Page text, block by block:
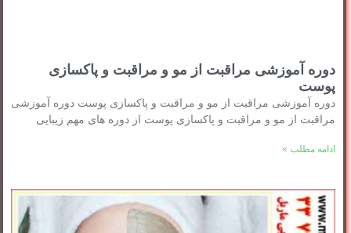
دوره آموزشی مراقبت از مو و مراقبت و پاکسازی
پوست
دوره آموزشی مراقبت از مو و مراقبت و پاکسازی پوست دوره آموزشی
مراقبت از مو و مراقبت و پاکسازی پوست از دوره های مهم زیبایی
ادامه مطلب »